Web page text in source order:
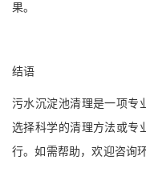
果。
结语
污水沉淀池清理是一项专
选择科学的清理方法或专
行。如需帮助，欢迎咨